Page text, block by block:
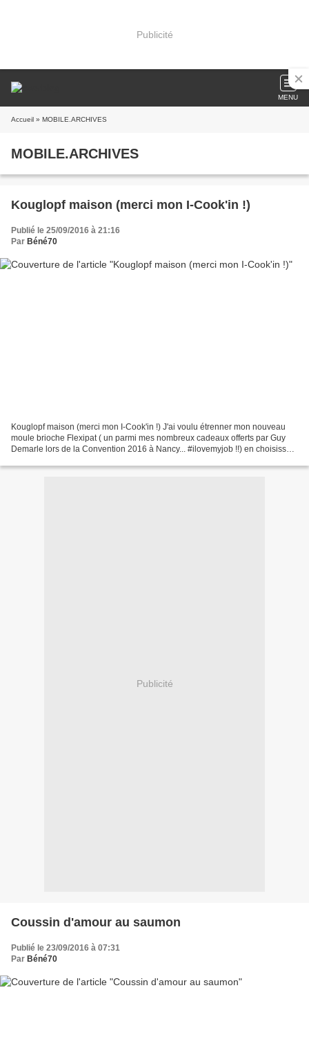
Publicité
MENU
Accueil » MOBILE.ARCHIVES
MOBILE.ARCHIVES
Kouglopf maison (merci mon I-Cook'in !)
Publié le 25/09/2016 à 21:16
Par Béné70
Kouglopf maison (merci mon I-Cook'in !) J'ai voulu étrenner mon nouveau
moule brioche Flexipat ( un parmi mes nombreux cadeaux offerts par Guy
Demarle lors de la Convention 2016 à Nancy... #ilovemyjob !!) en choisissant
Publicité
Coussin d'amour au saumon
Publié le 23/09/2016 à 07:31
Par Béné70